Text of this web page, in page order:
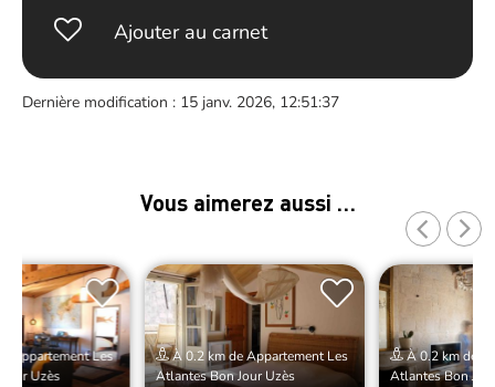
Ajouter au carnet
Dernière modification : 15 janv. 2026, 12:51:37
Vous aimerez aussi …
Appartement Les
Uzès
À 0.2 km de Appartement Les
Atlantes Bon Jour Uzès
À 0.2 km de
Atlantes Bon